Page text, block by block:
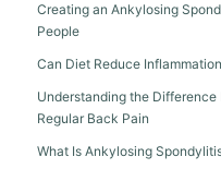
Creating an Ankylosing
People
Can Diet Reduce
Understanding the
Regular Back Pain
What Is Ankylosing